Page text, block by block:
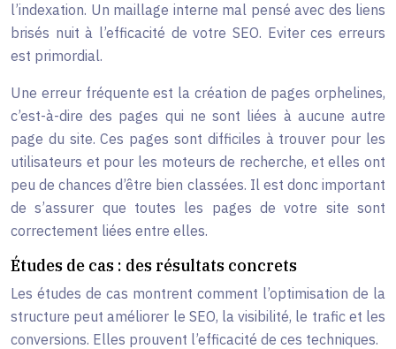
l’indexation. Un maillage interne mal pensé avec des liens
brisés nuit à l’efficacité de votre SEO. Eviter ces erreurs
est primordial.
Une erreur fréquente est la création de pages orphelines,
c’est-à-dire des pages qui ne sont liées à aucune autre
page du site. Ces pages sont difficiles à trouver pour les
utilisateurs et pour les moteurs de recherche, et elles ont
peu de chances d’être bien classées. Il est donc important
de s’assurer que toutes les pages de votre site sont
correctement liées entre elles.
Études de cas : des résultats concrets
Les études de cas montrent comment l’optimisation de la
structure peut améliorer le SEO, la visibilité, le trafic et les
conversions. Elles prouvent l’efficacité de ces techniques.